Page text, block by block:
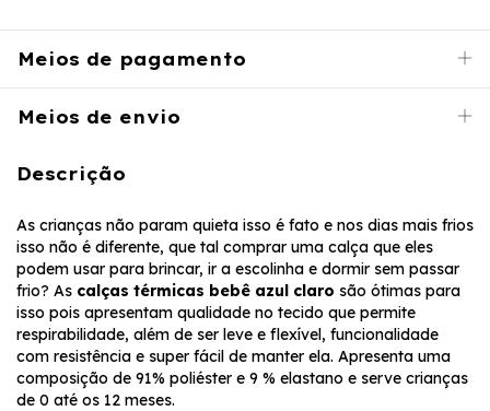
Meios de pagamento
Meios de envio
Descrição
As crianças não param quieta isso é fato e nos dias mais frios
isso não é diferente, que tal comprar uma calça que eles
podem usar para brincar, ir a escolinha e dormir sem passar
frio? As calças térmicas bebê azul claro são ótimas para
isso pois apresentam qualidade no tecido que permite
respirabilidade, além de ser leve e flexível, funcionalidade
com resistência e super fácil de manter ela. Apresenta uma
composição de 91% poliéster e 9 % elastano e serve crianças
de 0 até os 12 meses.